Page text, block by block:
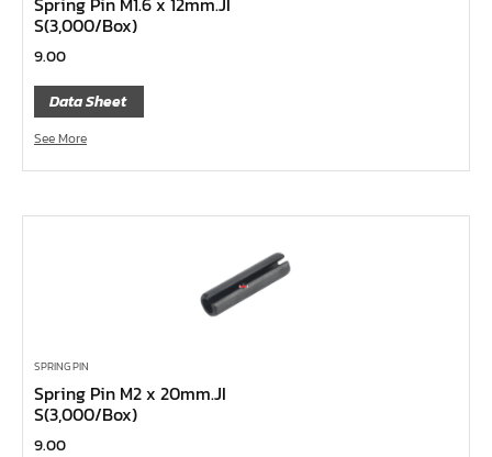
ด้ามฟรี หัวเล็ก ด้ามเหล็ก กดปุ่ม 1/4", 3/8", 1/2"
ด้ามฟรี หัวเล็ก ด้ามยาง 1/4", 3/8", 1/2"
ด้ามฟรี หัวเล็ก ด้ามเรียบ 1/4", 3/8", 1/2"
ด้ามฟรี หัวเล็ก ด้ามเหล็ก 1/4", 3/8", 1/2"
ด้ามฟรีสั้น 1/4", 3/8", 1/2"
ด้ามฟรี ด้ามเรียบ 1/4", 3/8", 1/2"
ด้ามฟรี ด้ามเหล็ก 1/4", 3/8", 1/2", 1"
บ๊อกซ์เดือยโผล่ ท๊อกซ์ พลัส 5 แฉก
บ๊อกซ์เดือยโผล่ ท๊อกซ์, ท๊อกซ์มีรู
บ๊อกซ์เดือยโผล่ 12 แฉก, บ๊อกซ์เดือยโผล่ 12 เหลี่ยม
บ๊อกซ์เดือยโผล่ หกเหลี่ยม,บ๊อกซ์เดือยโผล่ หกเหลี่ยมหัว
S(3,000/Box)
9.00
Data Sheet
See More
SPRING PIN
Spring Pin M2 x 20mm.JI
S(3,000/Box)
9.00